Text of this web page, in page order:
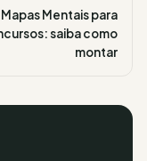
Mapas Mentais para
saiba como
montar